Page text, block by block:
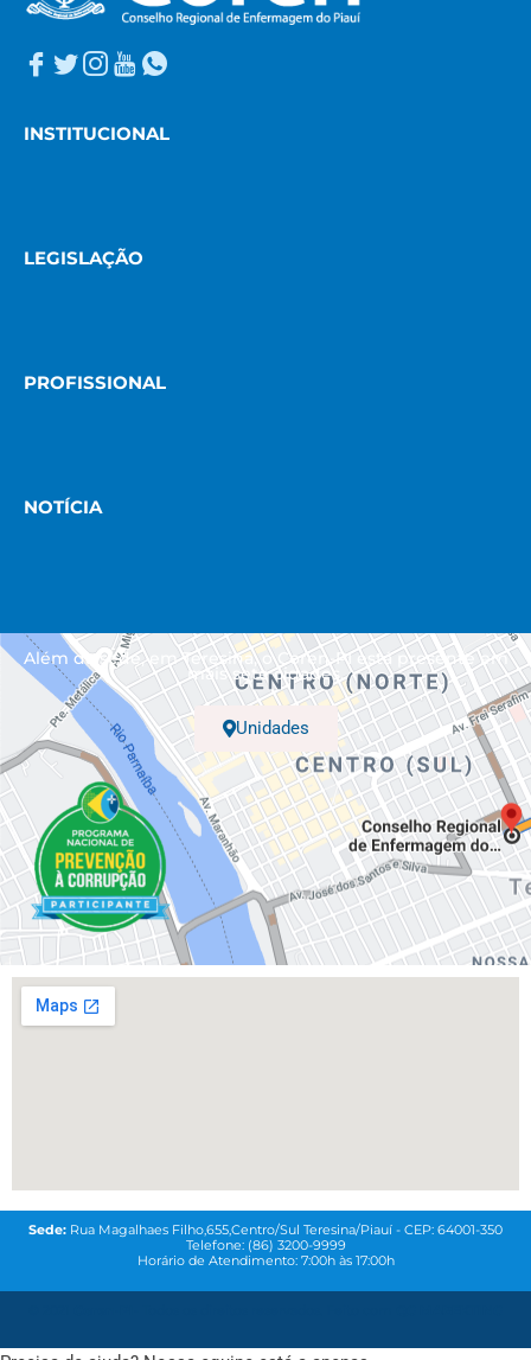
INSTITUCIONAL
LEGISLAÇÃO
PROFISSIONAL
NOTÍCIA
Além da sede, em Teresina, o Coren-PI está presente em
mais sete cidades.
Unidades
Sede: Rua Magalhaes Filho,655,Centro/Sul Teresina/Piauí - CEP: 64001-350
Telefone: (86) 3200-9999
Horário de Atendimento: 7:00h às 17:00h